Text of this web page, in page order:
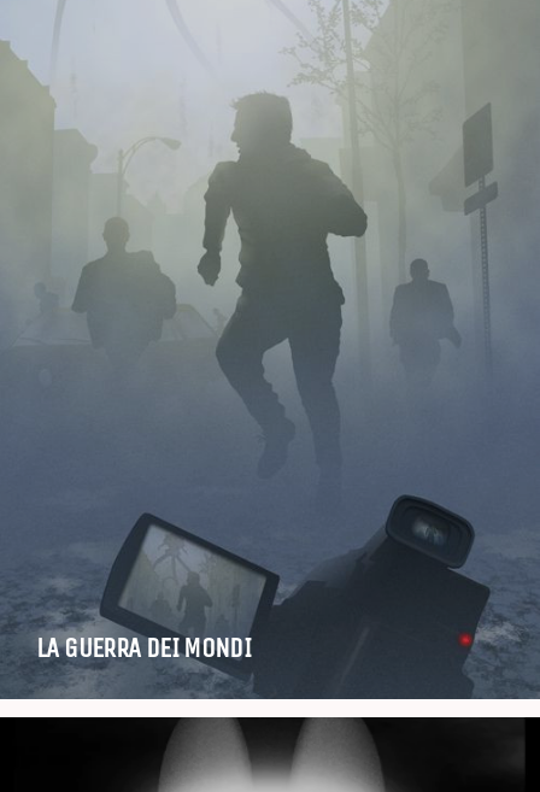
LA GUERRA DEI MONDI